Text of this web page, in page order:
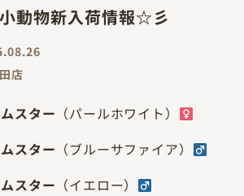
動物新入荷情報☆彡
店
スター （パールホワイト）
スター （ブルーサファイア）
スター （イエロー）